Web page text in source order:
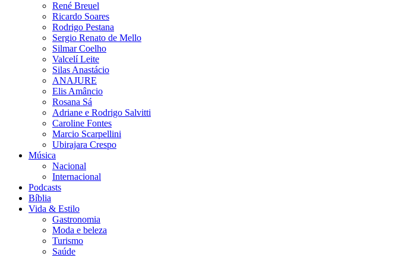
René Breuel
Ricardo Soares
Rodrigo Pestana
Sergio Renato de Mello
Silmar Coelho
Valcelí Leite
Silas Anastácio
ANAJURE
Elis Amâncio
Rosana Sá
Adriane e Rodrigo Salvitti
Caroline Fontes
Marcio Scarpellini
Ubirajara Crespo
Música
Nacional
Internacional
Podcasts
Bíblia
Vida & Estilo
Gastronomia
Moda e beleza
Turismo
Saúde